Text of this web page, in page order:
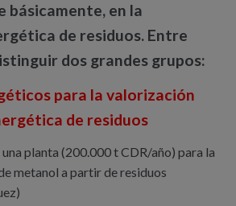
básicamente, en la
de residuos. Entre
dos grandes grupos:
para la valorización
de residuos
planta (200.000 t CDR/año) para la
metanol a partir de residuos